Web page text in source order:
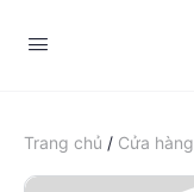
Trang chủ / Cửa hàng